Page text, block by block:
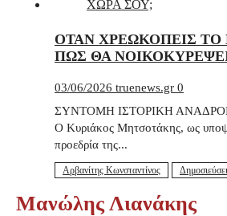
ΟΤΑΝ ΧΡΕΩΚΟΠΕΙΣ
ΠΩΣ ΘΑ
03/06/2026 truenews.gr 0
ΣΥΝΤΟΜΗ ΙΣΤΟΡΙΚΗ
Ο Κυριάκος Μητσοτάκης, ως
προεδρία της...
Αρβανίτης Κωνσταντίνος
Μανώλης Λιανάκης